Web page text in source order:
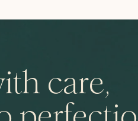
care,